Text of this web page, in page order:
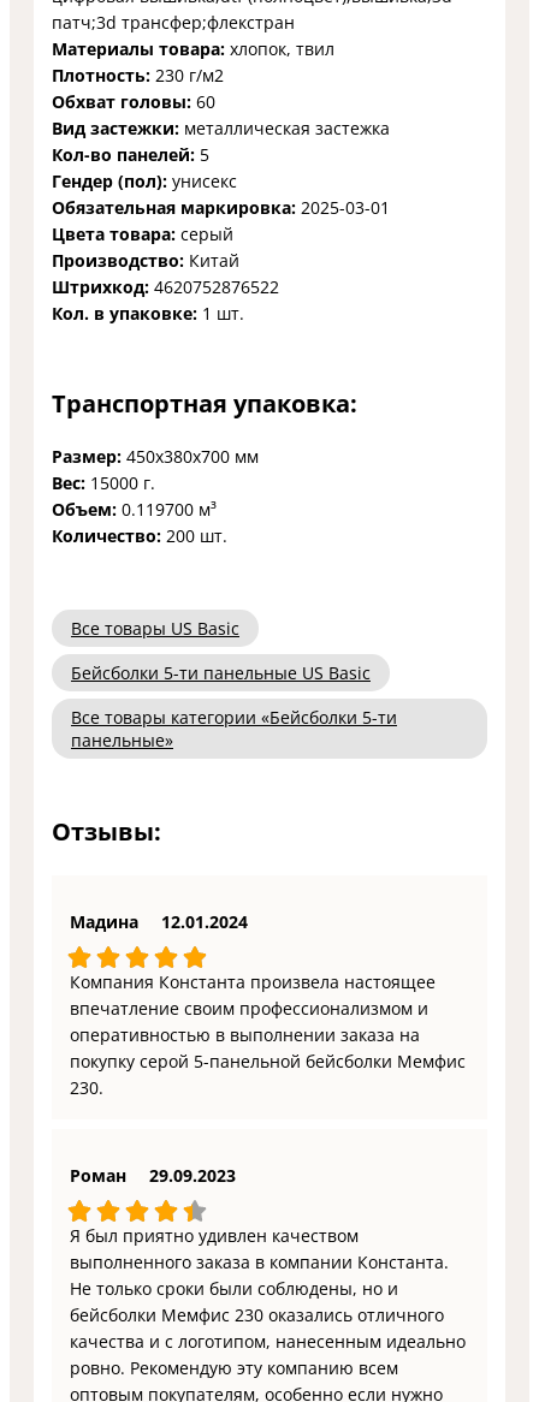
патч;3d трансфер;флекстран
Материалы товара: хлопок, твил
Плотность: 230 г/м2
Обхват головы: 60
Вид застежки: металлическая застежка
Кол-во панелей: 5
Гендер (пол): унисекс
Обязательная маркировка: 2025-03-01
Цвета товара: серый
Производство: Китай
Штрихкод: 4620752876522
Кол. в упаковке: 1 шт.
Транспортная упаковка:
Размер: 450x380x700 мм
Вес: 15000 г.
Объем: 0.119700 м³
Количество: 200 шт.
Все товары US Basic
Бейсболки 5-ти панельные US Basic
Все товары категории «Бейсболки 5-ти
панельные»
Отзывы:
Мадина 12.01.2024
Компания Константа произвела настоящее
впечатление своим профессионализмом и
оперативностью в выполнении заказа на
покупку серой 5-панельной бейсболки Мемфис
230.
Роман 29.09.2023
Я был приятно удивлен качеством
выполненного заказа в компании Константа.
Не только сроки были соблюдены, но и
бейсболки Мемфис 230 оказались отличного
качества и с логотипом, нанесенным идеально
ровно. Рекомендую эту компанию всем
оптовым покупателям, особенно если нужно